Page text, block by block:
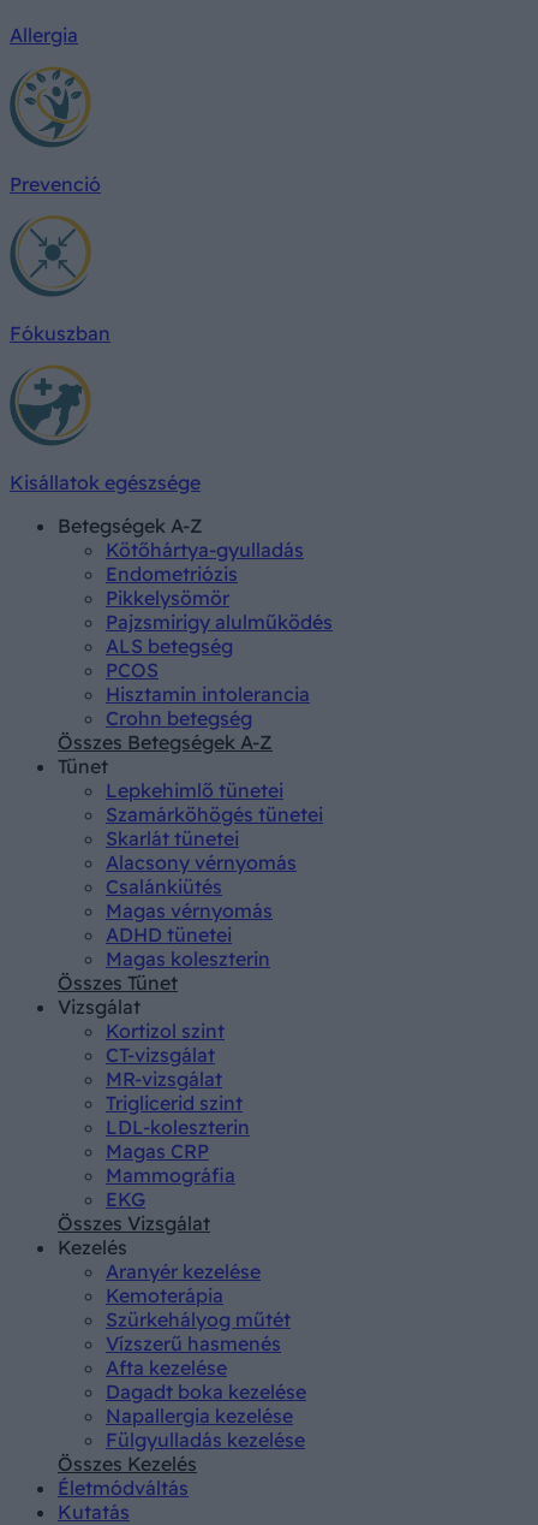
Allergia
Prevenció
Fókuszban
Kisállatok egészsége
Betegségek A-Z
Kötőhártya-gyulladás
Endometriózis
Pikkelysömör
Pajzsmirigy alulműködés
ALS betegség
PCOS
Hisztamin intolerancia
Crohn betegség
Összes Betegségek A-Z
Tünet
Lepkehimlő tünetei
Szamárköhögés tünetei
Skarlát tünetei
Alacsony vérnyomás
Csalánkiütés
Magas vérnyomás
ADHD tünetei
Magas koleszterin
Összes Tünet
Vizsgálat
Kortizol szint
CT-vizsgálat
MR-vizsgálat
Triglicerid szint
LDL-koleszterin
Magas CRP
Mammográfia
EKG
Összes Vizsgálat
Kezelés
Aranyér kezelése
Kemoterápia
Szürkehályog műtét
Vízszerű hasmenés
Afta kezelése
Dagadt boka kezelése
Napallergia kezelése
Fülgyulladás kezelése
Összes Kezelés
Életmódváltás
Kutatás